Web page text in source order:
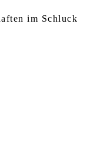
im Schluck